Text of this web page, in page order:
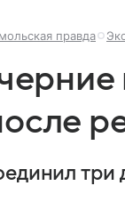
правда
три